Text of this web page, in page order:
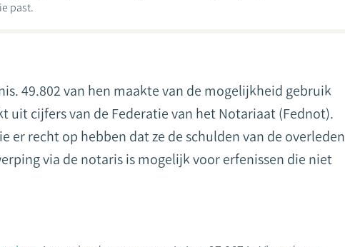
past.
49.802 van hen maakte van de mogelijkheid gebruik
uit cijfers van de Federatie van het Notariaat (Fednot).
er recht op hebben dat ze de schulden van de overleden
via de notaris is mogelijk voor erfenissen die niet